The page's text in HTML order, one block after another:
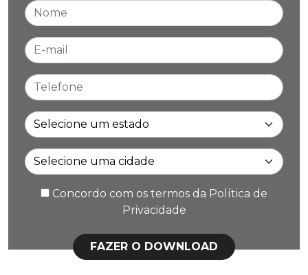
Nome
E-mail
Concordo com os termos da Política de
Privacidade